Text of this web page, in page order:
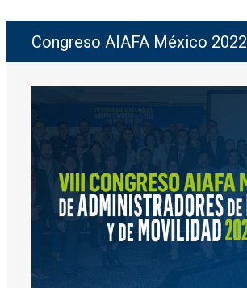
Congreso AIAFA México 2022